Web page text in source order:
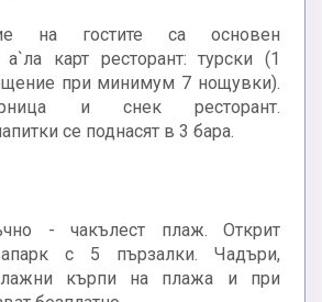
на гостите са основен
карт ресторант: турски (1
при минимум 7 нощувки).
и снек ресторант.
се поднасят в 3 бара.
- чакълест плаж. Открит
с 5 пързалки. Чадъри,
кърпи на плажа и при